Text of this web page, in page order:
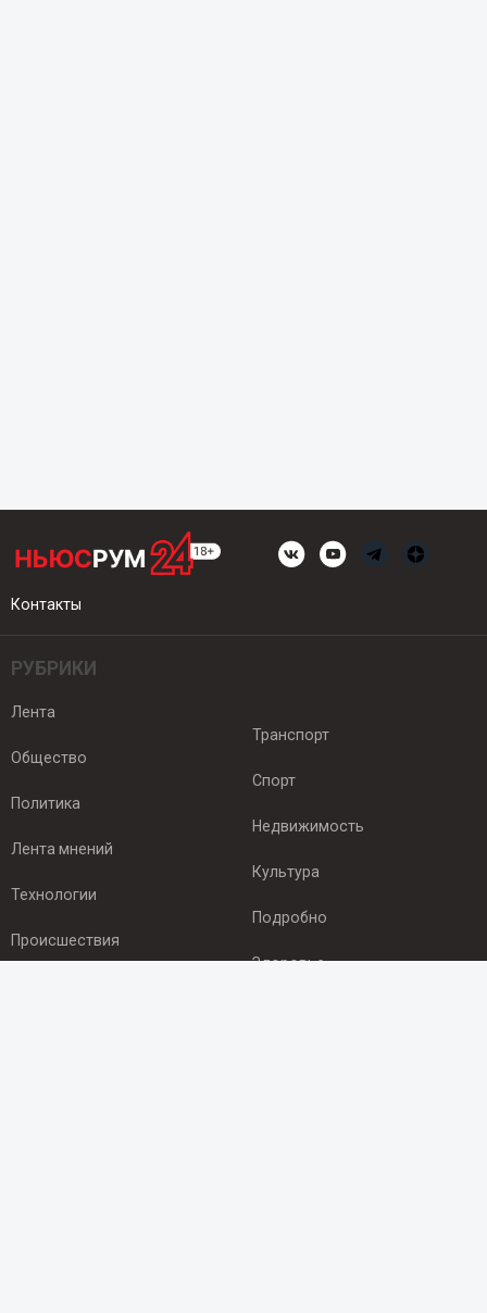
Контакты
РУБРИКИ
Лента
Общество
Политика
Лента мнений
Технологии
Происшествия
Транспорт
Спорт
Недвижимость
Культура
Подробно
Здоровье